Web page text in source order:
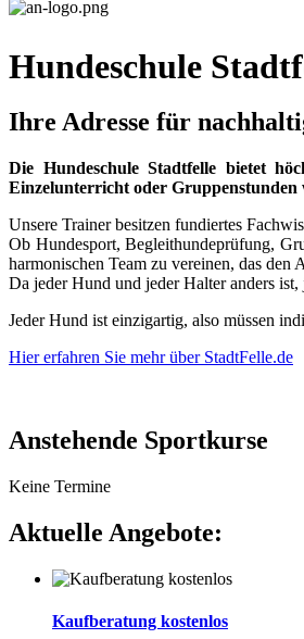
Hundeschule
Ihre Adresse für
Die Hundeschule Stadtfelle bietet
Einzelunterricht oder Gruppenstunden
Unsere Trainer besitzen fundiertes
Ob Hundesport, Begleithundeprüfung,
harmonischen Team zu vereinen, das
Da jeder Hund und jeder Halter anders
Jeder Hund ist einzigartig, also müssen
Hier erfahren Sie mehr über StadtFelle.de
Anstehende Sportkurse
Keine Termine
Aktuelle Angebote:
Kaufberatung kostenlos